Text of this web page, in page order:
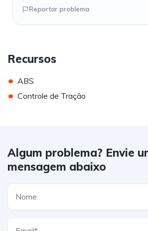
Reportar problema
Recursos
• ABS
• Controle de Tração
Algum problema? Envie
mensagem abaixo